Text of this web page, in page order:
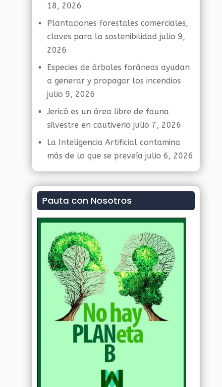
18, 2026
Plantaciones forestales comerciales,
claves para la sostenibilidad julio 9,
2026
Especies de árboles foráneas ayudan
a generar y propagar los incendios
julio 9, 2026
Jericó es un área libre de fauna
silvestre en cautiverio julio 7, 2026
La Inteligencia Artificial contamina
más de lo que se preveía julio 6, 2026
Pauta con Nosotros